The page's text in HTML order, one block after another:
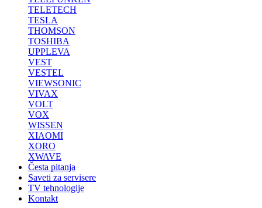
TELETECH
TESLA
THOMSON
TOSHIBA
UPPLEVA
VEST
VESTEL
VIEWSONIC
VIVAX
VOLT
VOX
WISSEN
XIAOMI
XORO
XWAVE
Česta pitanja
Saveti za servisere
TV tehnologije
Kontakt